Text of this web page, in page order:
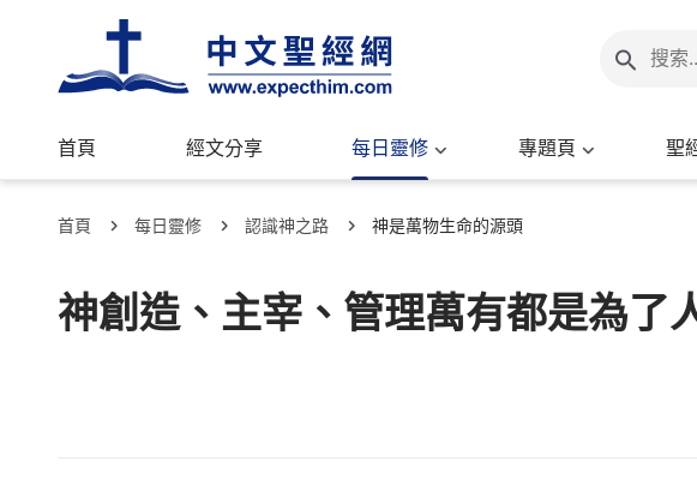
首頁 經文分享 每日靈修 專題頁 聖
首頁 每日靈修 認識神之路 神是萬物生命的源頭
神創造、主宰、管理萬有都是為了